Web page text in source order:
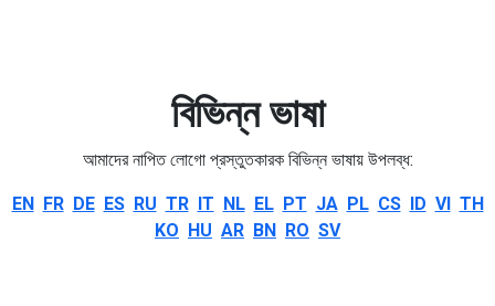
বিভিন্ন ভাষা
আমাদের নাপিত লোগো প্রস্তুতকারক বিভিন্ন ভাষায় উপলব্ধ:
EN FR DE ES RU TR IT NL EL PT JA PL CS ID VI TH
KO HU AR BN RO SV